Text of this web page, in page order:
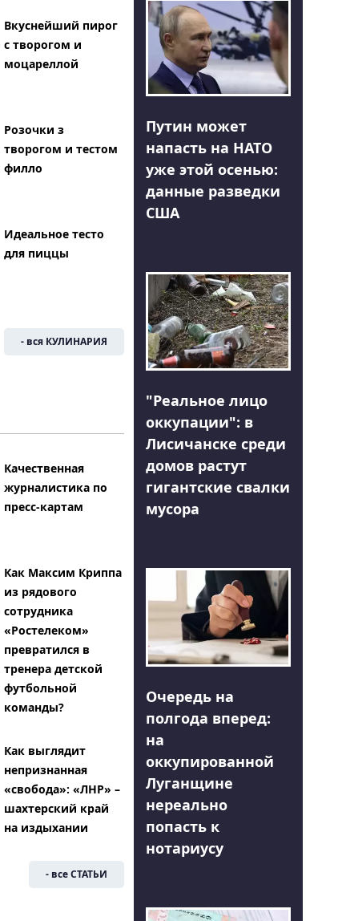
Вкуснейший пирог
с творогом и
моцареллой
Розочки з
творогом и тестом
филло
Идеальное тесто
для пиццы
- вся КУЛИНАРИЯ
Качественная
журналистика по
пресс-картам
Как Максим Криппа
из рядового
сотрудника
«Ростелеком»
превратился в
тренера детской
футбольной
команды?
Как выглядит
непризнанная
«свобода»: «ЛНР» –
шахтерский край
на издыхании
- все СТАТЬИ
Путин может
напасть на НАТО
уже этой осенью:
данные разведки
США
"Реальное лицо
оккупации": в
Лисичанске среди
домов растут
гигантские свалки
мусора
Очередь на
полгода вперед:
на
оккупированной
Луганщине
нереально
попасть к
нотариусу